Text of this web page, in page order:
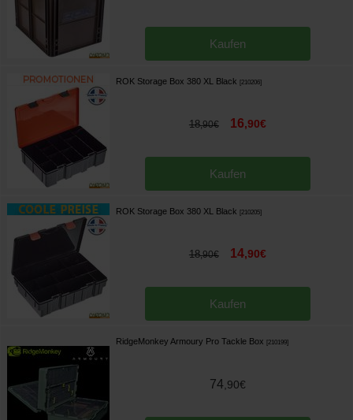
Kaufen
ROK Storage Box 380 XL Black [210206]
18,90€ 16,90€
Kaufen
ROK Storage Box 380 XL Black [210205]
18,90€ 14,90€
Kaufen
RidgeMonkey Armoury Pro Tackle Box [210199]
74 90€